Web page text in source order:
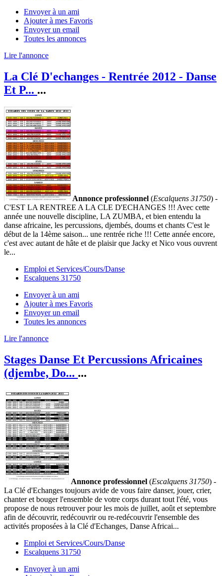
Envoyer à un ami
Ajouter à mes Favoris
Envoyer un email
Toutes les annonces
Lire l'annonce
La Clé D'echanges - Rentrée 2012 - Danse
Et P... ...
Annonce professionnel (Escalquens 31750) -
C'EST LA RENTREE A LA CLE D'ECHANGES !!! Avec cette
année une nouvelle discipline, LA ZUMBA, et bien entendu la
danse africaine, les percussions, djembés, doums et chants C'est le
début de la 14ème saison... une rentrée riche !!! Cette année encore,
c'est avec autant de hâte et de plaisir que Jacky et Nico vous ouvrent
le...
Emploi et Services/Cours/Danse
Escalquens 31750
Envoyer à un ami
Ajouter à mes Favoris
Envoyer un email
Toutes les annonces
Lire l'annonce
Stages Danse Et Percussions Africaines
(djembe, Do... ...
Annonce professionnel (Escalquens 31750) -
La Clé d'Echanges toujours avide de vous faire danser, jouer, crier,
chanter et bouger l'ensemble de votre corps durant tout l'été, vous
propose de nous retrouver pour les mois de juillet, août et septembre
afin de découvrir, redécouvrir ou re-redécouvrir l'ensemble des
activités proposées à la Clé d'Echanges, Danse Africai...
Emploi et Services/Cours/Danse
Escalquens 31750
Envoyer à un ami